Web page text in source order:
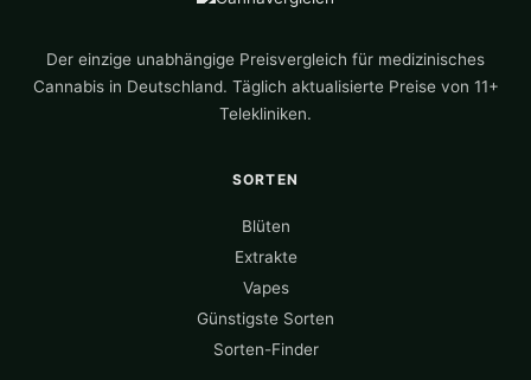
Der einzige unabhängige Preisvergleich für medizinisches
Cannabis in Deutschland. Täglich aktualisierte Preise von 11+
Telekliniken.
SORTEN
Blüten
Extrakte
Vapes
Günstigste Sorten
Sorten-Finder